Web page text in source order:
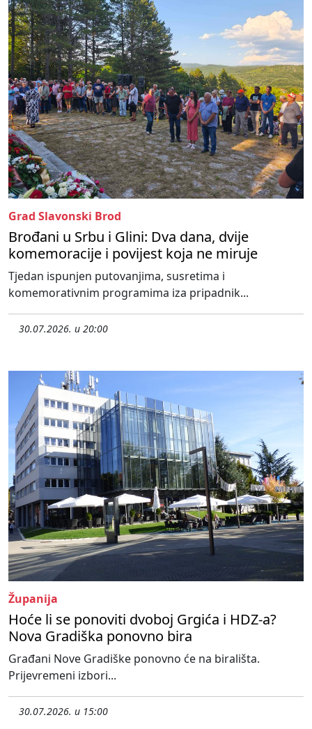
Grad Slavonski Brod
Brođani u Srbu i Glini: Dva dana, dvije
komemoracije i povijest koja ne miruje
Tjedan ispunjen putovanjima, susretima i
komemorativnim programima iza pripadnik...
30.07.2026. u 20:00
Županija
Hoće li se ponoviti dvoboj Grgića i HDZ-a?
Nova Gradiška ponovno bira
Građani Nove Gradiške ponovno će na birališta.
Prijevremeni izbori...
30.07.2026. u 15:00